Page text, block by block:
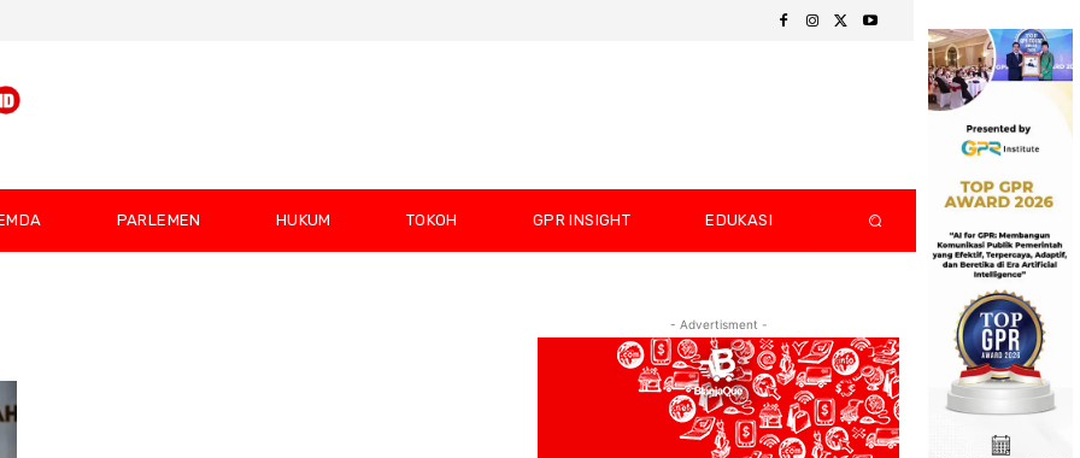
PARLEMEN HUKUM TOKOH GPR INSIGHT EDUKASI
- Advertisment -